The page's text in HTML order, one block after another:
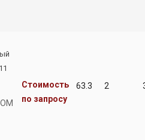
Стоимость
по запросу
63.3 2